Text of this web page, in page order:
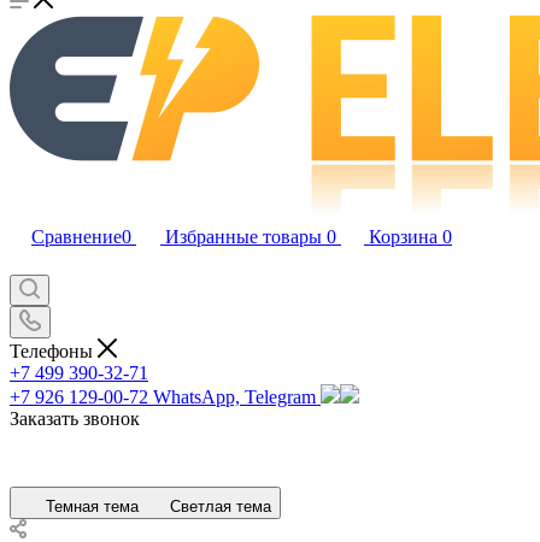
Сравнение0 Избранные товары 0 Корзина 0
Телефоны
+7 499 390-32-71
+7 926 129-00-72 WhatsApp, Telegram
Заказать звонок
Темная тема Светлая тема